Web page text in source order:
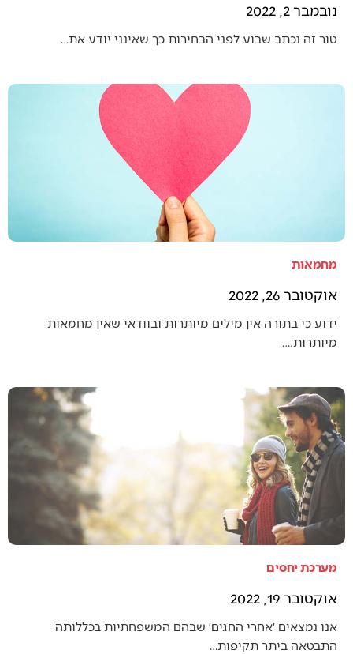
נובמבר 2, 2022
טור זה נכתב שבוע לפני הבחירות כך שאינני יודע את…
מחמאות
אוקטובר 26, 2022
ידוע כי בתורה אין מילים מיותרות ובוודאי שאין מחמאות
מיותרות.…
מערכת יחסים
אוקטובר 19, 2022
אנו נמצאים ׳אחרי החגים׳ שבהם המשפחתיות בכללותה
התבטאה ביתר תקיפות…